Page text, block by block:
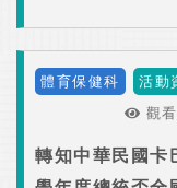
體育保健科
活動
觀
轉知中華民國卡